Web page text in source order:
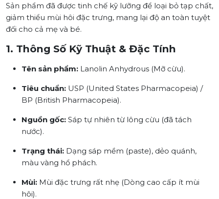
Sản phẩm đã được tinh chế kỹ lưỡng để loại bỏ tạp chất,
giảm thiểu mùi hôi đặc trưng, mang lại độ an toàn tuyệt
đối cho cả mẹ và bé.
1. Thông Số Kỹ Thuật & Đặc Tính
Tên sản phẩm: Lanolin Anhydrous (Mỡ cừu).
Tiêu chuẩn: USP (United States Pharmacopeia) /
BP (British Pharmacopeia).
Nguồn gốc: Sáp tự nhiên từ lông cừu (đã tách
nước).
Trạng thái: Dạng sáp mềm (paste), dẻo quánh,
màu vàng hổ phách.
Mùi: Mùi đặc trưng rất nhẹ (Dòng cao cấp ít mùi
hôi).